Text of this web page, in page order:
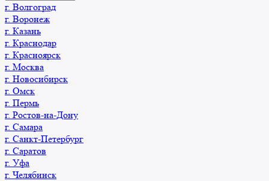
г. Волгоград
г. Воронеж
г. Казань
г. Краснодар
г. Красноярск
г. Москва
г. Новосибирск
г. Омск
г. Пермь
г. Ростов-на-Дону
г. Самара
г. Санкт-Петербург
г. Саратов
г. Уфа
г. Челябинск